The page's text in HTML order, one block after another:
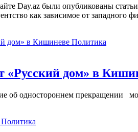
Day.az были опубликованы
как зависимое от
Политика
«Русский дом» в
одностороннем прекращении
Политика